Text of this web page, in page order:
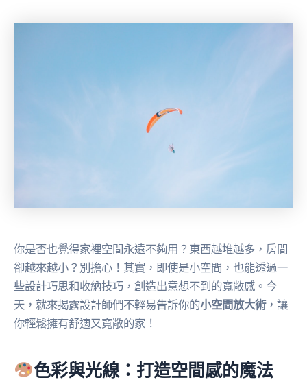
你是否也覺得家裡空間永遠不夠用？東西越堆越多，房間
卻越來越小？別擔心！其實，即使是小空間，也能透過一
些設計巧思和收納技巧，創造出意想不到的寬敞感。今
天，就來揭露設計師們不輕易告訴你的小空間放大術，讓
你輕鬆擁有舒適又寬敞的家！
色彩與光線：打造空間感的魔法